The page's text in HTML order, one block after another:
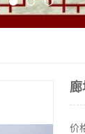
价